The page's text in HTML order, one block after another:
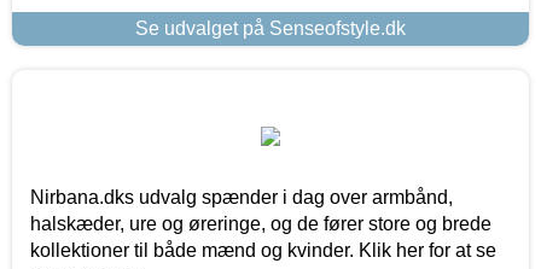
Se udvalget på Senseofstyle.dk
Nirbana.dks udvalg spænder i dag over armbånd,
halskæder, ure og øreringe, og de fører store og brede
kollektioner til både mænd og kvinder. Klik her for at se